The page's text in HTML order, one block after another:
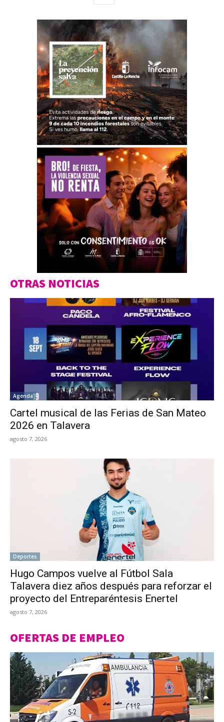
OTRAS NOTICIAS
Agenda
Cartel musical de las Ferias de San Mateo
2026 en Talavera
agosto 7, 2026
Deportes
Hugo Campos vuelve al Fútbol Sala
Talavera diez años después para reforzar el
proyecto del Entreparéntesis Enertel
agosto 7, 2026
OFERTAS DE EMPLEO